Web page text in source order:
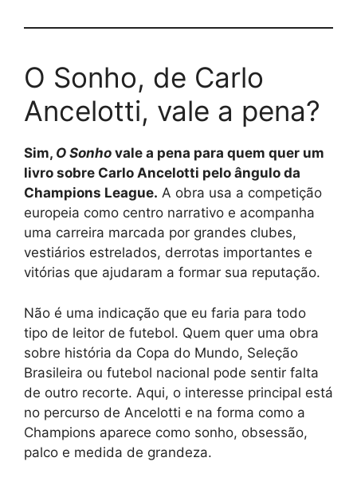
O Sonho, de Carlo
Ancelotti, vale a pena?
Sim, O Sonho vale a pena para quem quer um
livro sobre Carlo Ancelotti pelo ângulo da
Champions League. A obra usa a competição
europeia como centro narrativo e acompanha
uma carreira marcada por grandes clubes,
vestiários estrelados, derrotas importantes e
vitórias que ajudaram a formar sua reputação.
Não é uma indicação que eu faria para todo
tipo de leitor de futebol. Quem quer uma obra
sobre história da Copa do Mundo, Seleção
Brasileira ou futebol nacional pode sentir falta
de outro recorte. Aqui, o interesse principal está
no percurso de Ancelotti e na forma como a
Champions aparece como sonho, obsessão,
palco e medida de grandeza.